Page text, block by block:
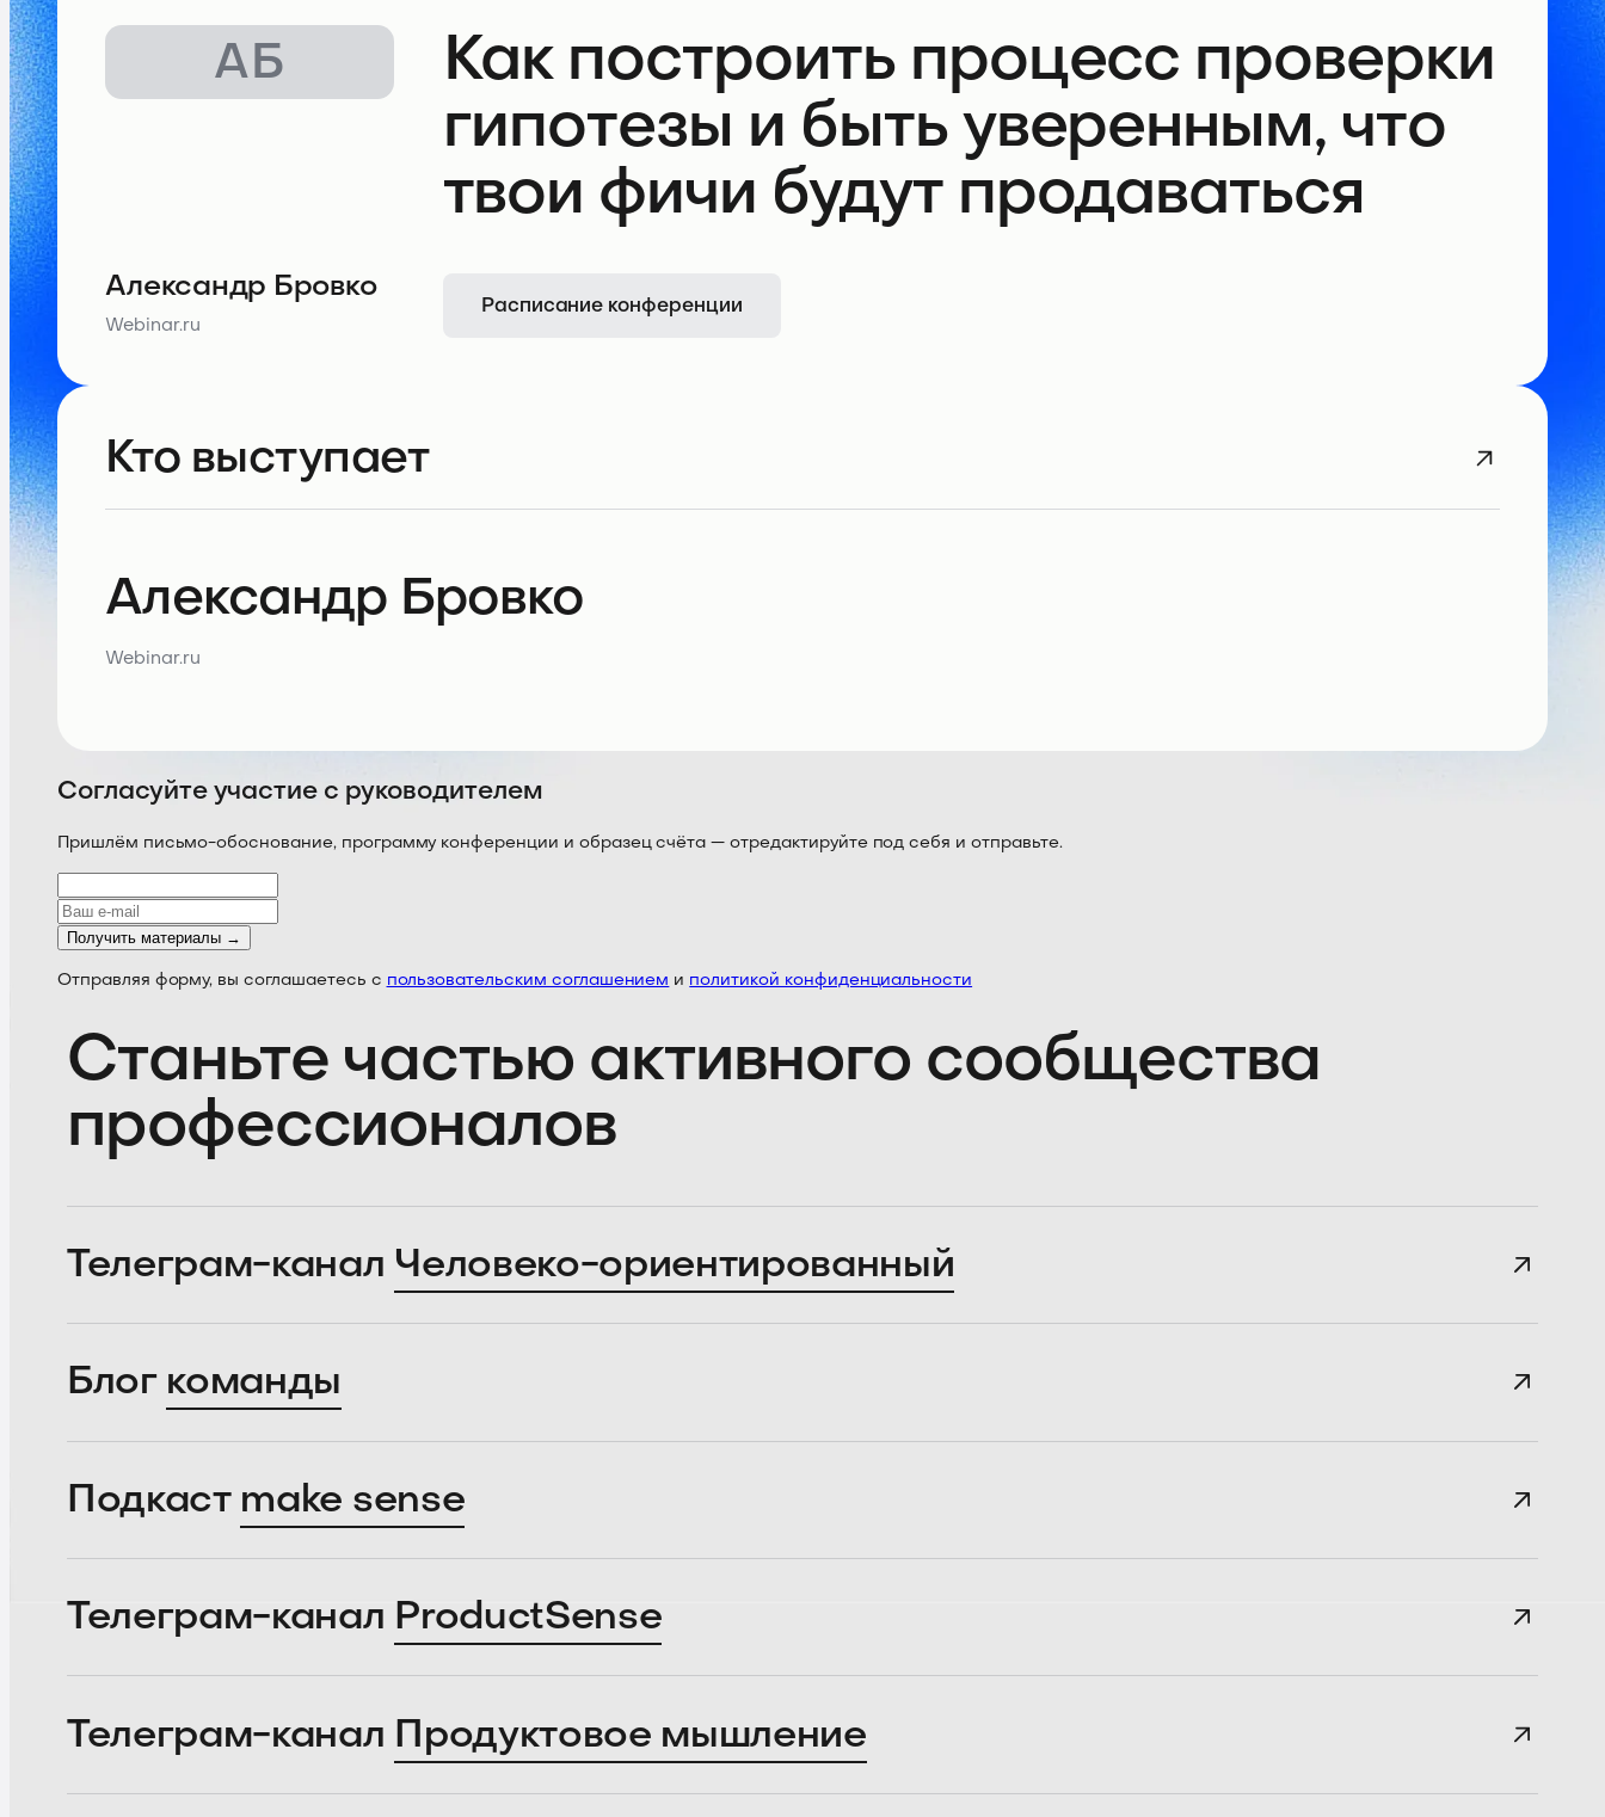
АБ
Как построить процесс проверки
гипотезы и быть уверенным, что
твои фичи будут продаваться
Александр Бровко
Webinar.ru
Расписание конференции
Кто выступает
Александр Бровко
Webinar.ru
Согласуйте участие с руководителем
Пришлём письмо-обоснование, программу конференции и образец счёта — отредактируйте под себя и отправьте.
Получить материалы →
Отправляя форму, вы соглашаетесь с пользовательским соглашением и политикой конфиденциальности
Станьте частью активного сообщества
профессионалов
Телеграм-канал Человеко-ориентированный
Блог команды
Подкаст make sense
Телеграм-канал ProductSense
Телеграм-канал Продуктовое мышление